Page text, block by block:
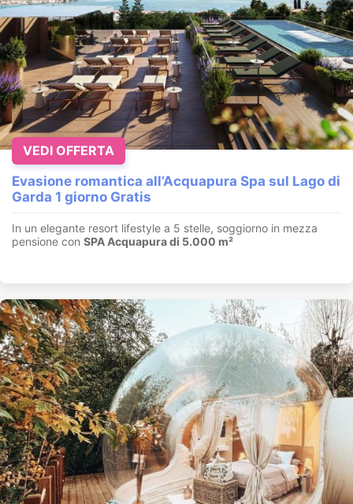
Evasione romantica all’Acquapura Spa sul Lago di
Garda 1 giorno Gratis
In un elegante resort lifestyle a 5 stelle, soggiorno in mezza
pensione con SPA Acquapura di 5.000 m²
VEDI OFFERTA